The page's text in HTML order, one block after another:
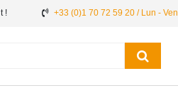
! +33 (0)1 70 72 59 20 / Lun -